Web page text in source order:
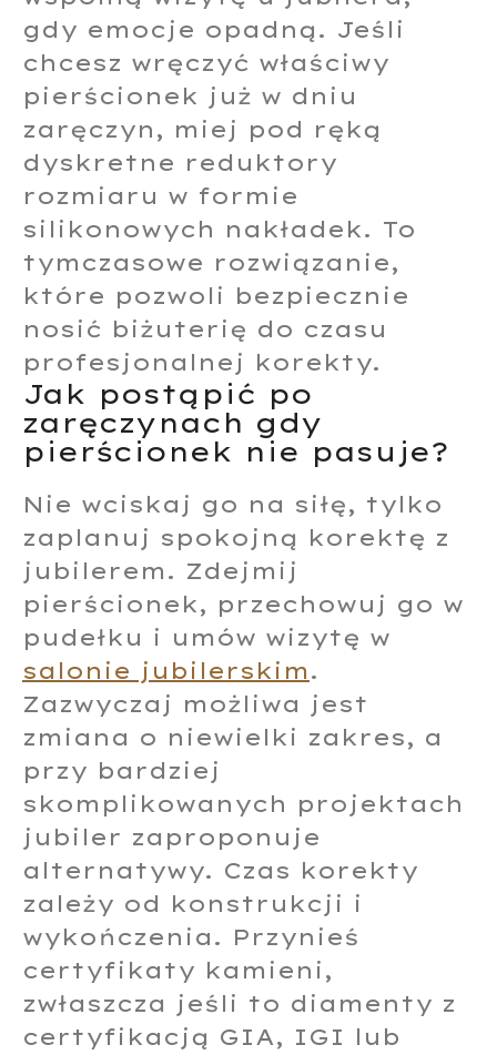
gdy emocje opadną. Jeśli
chcesz wręczyć właściwy
pierścionek już w dniu
zaręczyn, miej pod ręką
dyskretne reduktory
rozmiaru w formie
silikonowych nakładek. To
tymczasowe rozwiązanie,
które pozwoli bezpiecznie
nosić biżuterię do czasu
profesjonalnej korekty.
Jak postąpić po
zaręczynach gdy
pierścionek nie pasuje?
Nie wciskaj go na siłę, tylko
zaplanuj spokojną korektę z
jubilerem. Zdejmij
pierścionek, przechowuj go w
pudełku i umów wizytę w
salonie jubilerskim .
Zazwyczaj możliwa jest
zmiana o niewielki zakres, a
przy bardziej
skomplikowanych projektach
jubiler zaproponuje
alternatywy. Czas korekty
zależy od konstrukcji i
wykończenia. Przynieś
certyfikaty kamieni,
zwłaszcza jeśli to diamenty z
certyfikacją GIA, IGI lub